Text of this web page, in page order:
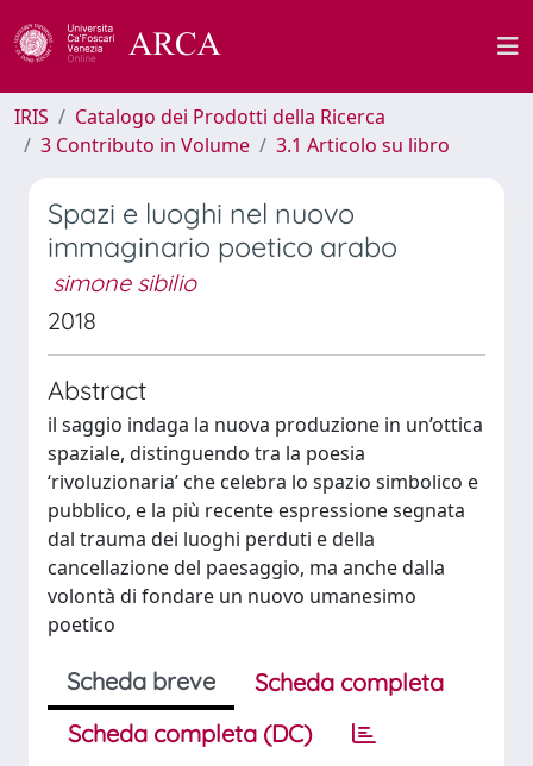
IRIS
Catalogo dei Prodotti della Ricerca
3 Contributo in Volume
3.1 Articolo su libro
Spazi e luoghi nel nuovo
immaginario poetico arabo
simone sibilio
2018
Abstract
il saggio indaga la nuova produzione in un’ottica
spaziale, distinguendo tra la poesia
‘rivoluzionaria’ che celebra lo spazio simbolico e
pubblico, e la più recente espressione segnata
dal trauma dei luoghi perduti e della
cancellazione del paesaggio, ma anche dalla
volontà di fondare un nuovo umanesimo
poetico
Scheda breve
Scheda completa
Scheda completa (DC)